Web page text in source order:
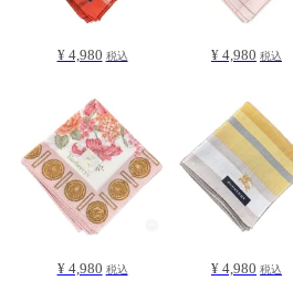
¥ 4,980 税込 ¥ 4,980 税込
¥ 4,980 税込 ¥ 4,980 税込